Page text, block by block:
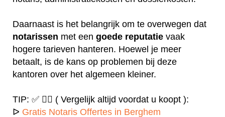
Daarnaast is het belangrijk om te overwegen dat
notarissen met een goede reputatie vaak
hogere tarieven hanteren. Hoewel je meer
betaalt, is de kans op problemen bij deze
kantoren over het algemeen kleiner.
TIP: ✅ ✍🏻 ( Vergelijk altijd voordat u koopt ):
ᐅ Gratis Notaris Offertes in Berghem